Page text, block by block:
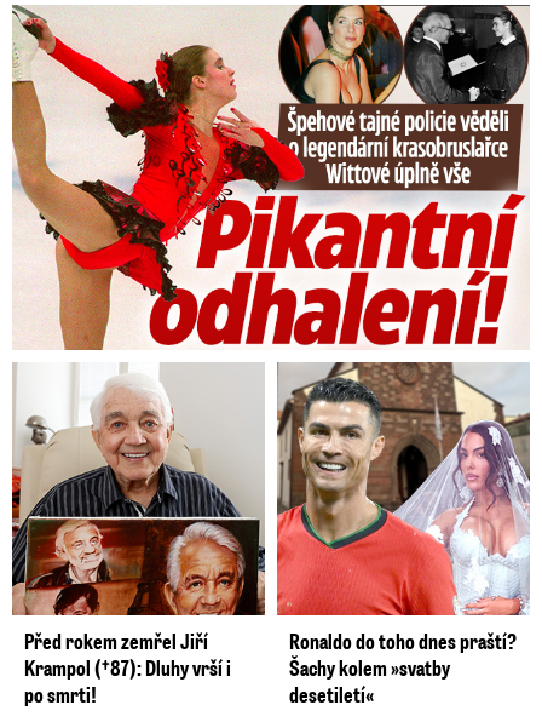
Tajná policie špehovala krasobruslařku Wittovou: Pikantní ...
Před rokem zemřel Jiří
Krampol (†87): Dluhy vrší i
po smrti!
Ronaldo do toho dnes praští?
Šachy kolem »svatby
desetiletí«